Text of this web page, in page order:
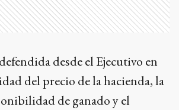
desde el Ejecutivo en
del precio de la hacienda, la
de ganado y el